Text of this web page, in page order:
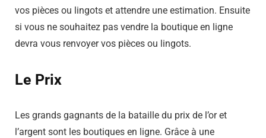
vos pièces ou lingots et attendre une estimation. Ensuite
si vous ne souhaitez pas vendre la boutique en ligne
devra vous renvoyer vos pièces ou lingots.
Le Prix
Les grands gagnants de la bataille du prix de l’or et
l’argent sont les boutiques en ligne. Grâce à une